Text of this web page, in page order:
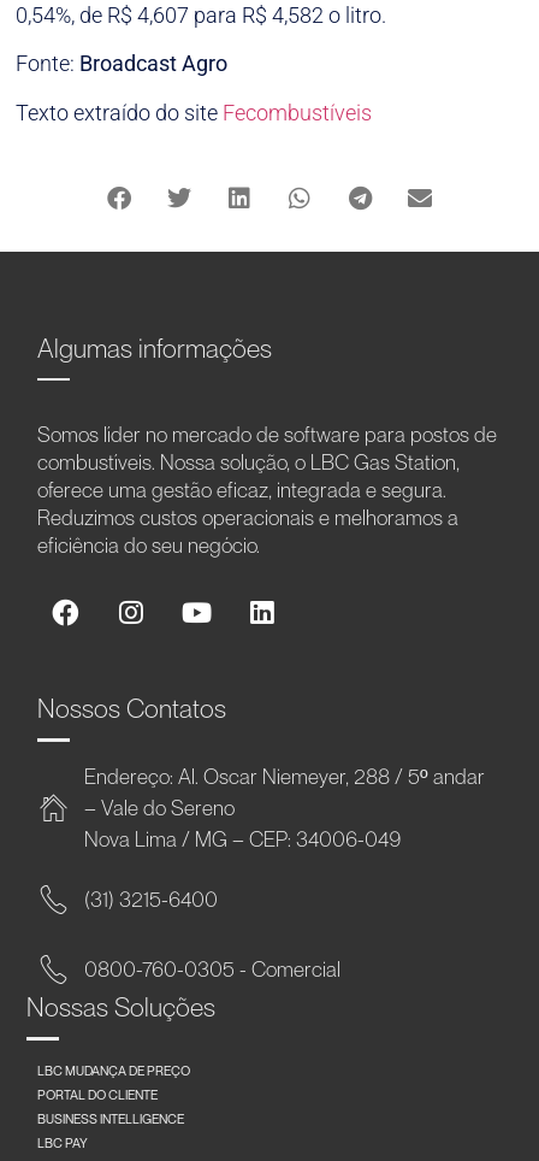
0,54%, de R$ 4,607 para R$ 4,582 o litro.
Fonte: Broadcast Agro
Texto extraído do site Fecombustíveis
Algumas informações
Somos líder no mercado de software para postos de
combustíveis. Nossa solução, o LBC Gas Station,
oferece uma gestão eficaz, integrada e segura.
Reduzimos custos operacionais e melhoramos a
eficiência do seu negócio.
Nossos Contatos
Endereço: Al. Oscar Niemeyer, 288 / 5º andar
– Vale do Sereno
Nova Lima / MG – CEP: 34006-049
(31) 3215-6400
0800-760-0305 - Comercial
Nossas Soluções
LBC MUDANÇA DE PREÇO
PORTAL DO CLIENTE
BUSINESS INTELLIGENCE
LBC PAY